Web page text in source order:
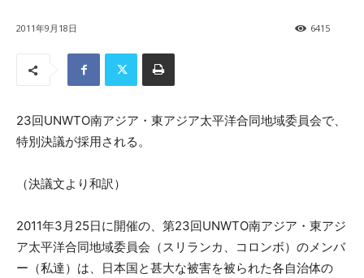
2011年9月18日 6415
23回UNWTO南アジア・東アジア太平洋合同地域委員会で、
特別決議が採用される。
（決議文より和訳）
2011年3月25日に開催の、第23回UNWTO南アジア・東アジ
ア太平洋合同地域委員会（スリランカ、コロンボ）のメンバ
ー（私達）は、日本国と甚大な被害を被られた各自治体の